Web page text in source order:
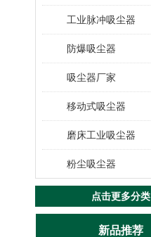
工业脉冲吸尘器
防爆吸尘器
吸尘器厂家
移动式吸尘器
磨床工业吸尘器
粉尘吸尘器
点击更多分类
新品推荐